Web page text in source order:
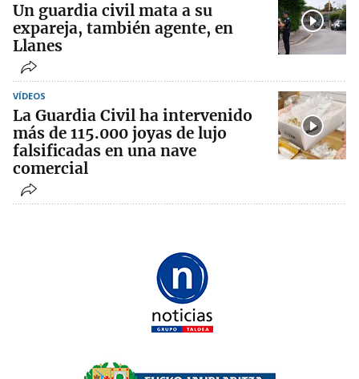
Un guardia civil mata a su
expareja, también agente, en
Llanes
VÍDEOS
La Guardia Civil ha intervenido
más de 115.000 joyas de lujo
falsificadas en una nave
comercial